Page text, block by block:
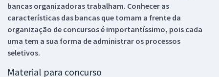
bancas organizadoras trabalham. Conhecer as
características das bancas que tomam a frente da
organização de concursos é importantíssimo, pois cada
uma tem a sua forma de administrar os processos
seletivos.
Material para concurso